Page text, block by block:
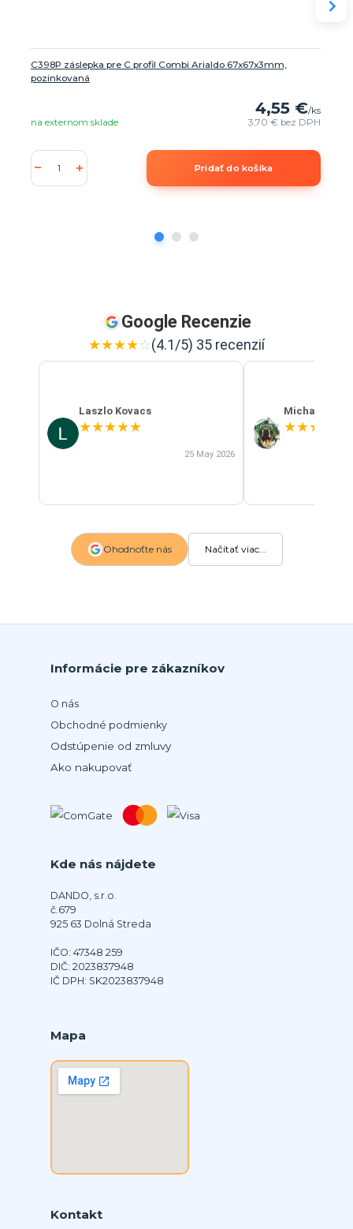
C398P záslepka pre C profil Combi Arialdo 67x67x3mm,
pozinkovaná
4,55 €/ks
3,70 € bez DPH
na externom sklade
Pridať do košíka
Google Recenzie
★★★★☆(4.1/5) 35 recenzií
Laszlo Kovacs
★★★★★
25 May 2026
Michal Szabo
★★★
Ohodnoťte nás Načítať viac...
Informácie pre zákazníkov
O nás
Obchodné podmienky
Odstúpenie od zmluvy
Ako nakupovať
Kde nás nájdete
DANDO, s.r.o.
č.679
925 63 Dolná Streda
IČO: 47348 259
DIČ: 2023837948
IČ DPH: SK2023837948
Mapa
Kontakt